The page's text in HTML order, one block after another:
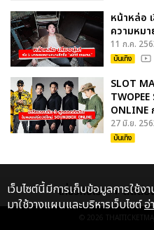
หน้าหล่อ
ความหมา
11 ก.ค.
บันเทิง
SLOT
ONLINE
27 มิ.ย.
บันเทิง
เกี่ยวกับเรา ติดต่อ
© 2026
เว็บไซต์นี้มีการเก็บข้อมูลการใช้
มาใช้วางแผนและบริหารเว็บไซต์อ่